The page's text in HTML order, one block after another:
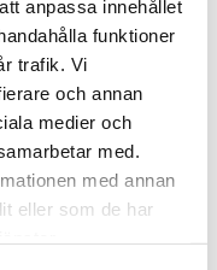
anpassa innehållet
funktioner
trafik. Vi
och annan
medier och
med.
med annan
eller som de har
for the
order to
reports
of their
is a
services
Session